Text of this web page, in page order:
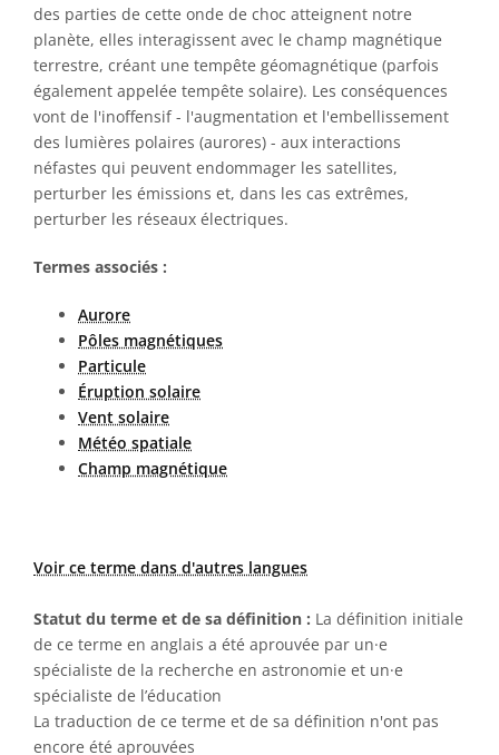
des parties de cette onde de choc atteignent notre
planète, elles interagissent avec le champ magnétique
terrestre, créant une tempête géomagnétique (parfois
également appelée tempête solaire). Les conséquences
vont de l'inoffensif - l'augmentation et l'embellissement
des lumières polaires (aurores) - aux interactions
néfastes qui peuvent endommager les satellites,
perturber les émissions et, dans les cas extrêmes,
perturber les réseaux électriques.
Termes associés :
Aurore
Pôles magnétiques
Particule
Éruption solaire
Vent solaire
Météo spatiale
Champ magnétique
Voir ce terme dans d'autres langues
Statut du terme et de sa définition : La définition initiale
de ce terme en anglais a été aprouvée par un·e
spécialiste de la recherche en astronomie et un·e
spécialiste de l’éducation
La traduction de ce terme et de sa définition n'ont pas
encore été aprouvées